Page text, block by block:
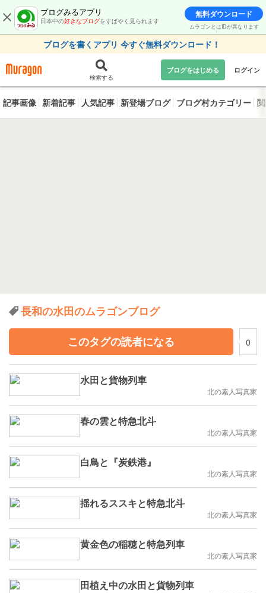
ブログみるアプリ
日本中の好きなブログをすばやく見られます
無料ダウンロード
ムラゴンとはIDが異なります
ブログを書くアプリ 今すぐ無料ダウンロード！
検索する
ブログをはじめる ログイン
記事画像 新着記事 人気記事 新登場ブログ ブログ村カテゴリー
長和の水田のムラゴンブログ
このタグの読者になる
0
水田と貨物列車
北の素人写真家
春の雲と特急北斗
北の素人写真家
白鳥と『炭鉄港』
北の素人写真家
揺れるススキと特急北斗
北の素人写真家
黄金色の稲穂と特急列車
北の素人写真家
田植え中の水田と貨物列車